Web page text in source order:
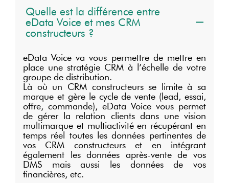
Quelle est la différence entre
eData Voice et mes CRM
constructeurs ?
eData Voice va vous permettre de mettre en
place une stratégie CRM à l’échelle de votre
groupe de distribution.
Là où un CRM constructeurs se limite à sa
marque et gère le cycle de vente (lead, essai,
offre, commande), eData Voice vous permet
de gérer la relation clients dans une vision
multimarque et multiactivité en récupérant en
temps réel toutes les données pertinentes de
vos CRM constructeurs et en intégrant
également les données après-vente de vos
DMS mais aussi les données de vos
financières, etc.